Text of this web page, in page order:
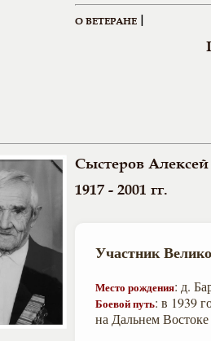
О ВЕТЕРАНЕ |
Сыстеров
1917 - 2001 гг.
Участник
Место рождения: д.
Боевой путь: в 1939
на Дальнем